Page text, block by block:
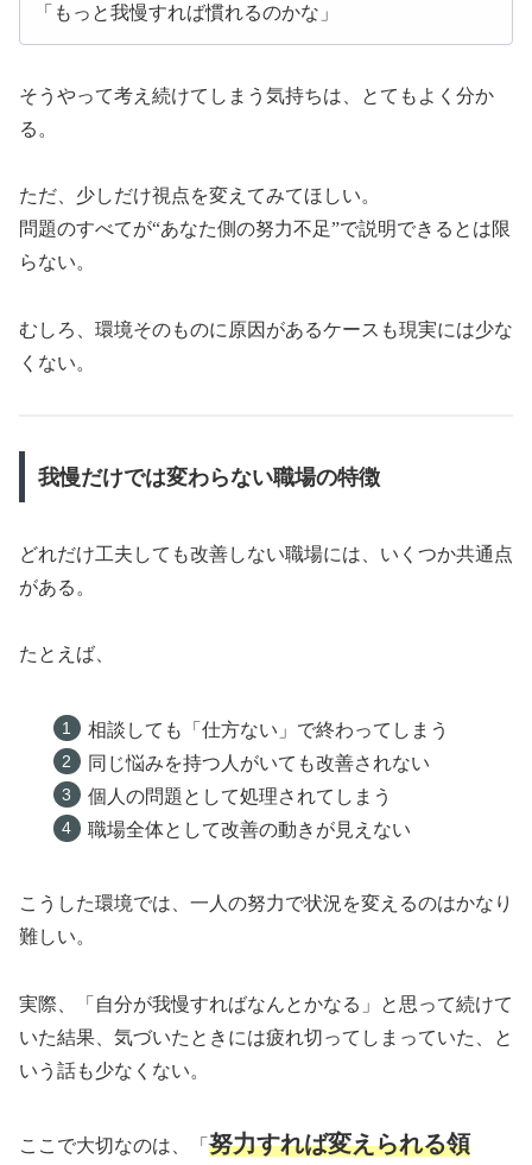
「もっと我慢すれば慣れるのかな」
そうやって考え続けてしまう気持ちは、とてもよく分か
る。
ただ、少しだけ視点を変えてみてほしい。
問題のすべてが“あなた側の努力不足”で説明できるとは限
らない。
むしろ、環境そのものに原因があるケースも現実には少な
くない。
我慢だけでは変わらない職場の特徴
どれだけ工夫しても改善しない職場には、いくつか共通点
がある。
たとえば、
相談しても「仕方ない」で終わってしまう
同じ悩みを持つ人がいても改善されない
個人の問題として処理されてしまう
職場全体として改善の動きが見えない
こうした環境では、一人の努力で状況を変えるのはかなり
難しい。
実際、「自分が我慢すればなんとかなる」と思って続けて
いた結果、気づいたときには疲れ切ってしまっていた、と
いう話も少なくない。
ここで大切なのは、「努力すれば変えられる領